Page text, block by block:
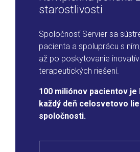
starostlivosti
Spoločnosť Servier sa
pacienta a spoluprácu s
až po poskytovanie
terapeutických riešení.
100 miliónov pacientov je
každý deň celosvetovo
spoločnosti.